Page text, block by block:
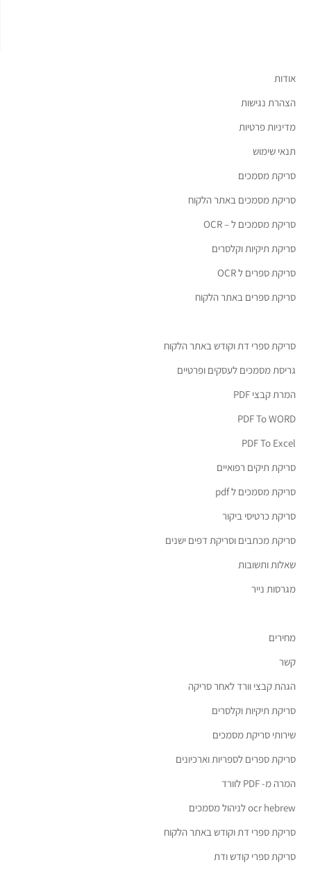
אודות
הצהרת נגישות
מדיניות פרטיות
תנאי שימוש
סריקת מסמכים
סריקת מסמכים באתר הלקוח
סריקת מסמכים ל – OCR
סריקת תיקיות וקלסרים
סריקת ספרים ל OCR
סריקת ספרים באתר הלקוח
סריקת ספרי דת וקודש באתר הלקוח
גריסת מסמכים לעסקים ופרטיים
המרת קבצי PDF
PDF To WORD
PDF To Excel
סריקת תיקים רפואיים
סריקת מסמכים ל pdf
סריקת כרטיסי ביקור
סריקת מכתבים וסריקת דפים ישנים
שאלות ותשובות
מגרסות נייר
מחירים
קשר
הגהת קבצי וורד לאחר סריקה
סריקת תיקיות וקלסרים
שירותי סריקת מסמכים
סריקת ספרים לספריות וארכיונים
המרה מ- PDF לוורד
ocr hebrew לניהול מסמכים
סריקת ספרי דת וקודש באתר הלקוח
סריקת ספרי קודש ודת